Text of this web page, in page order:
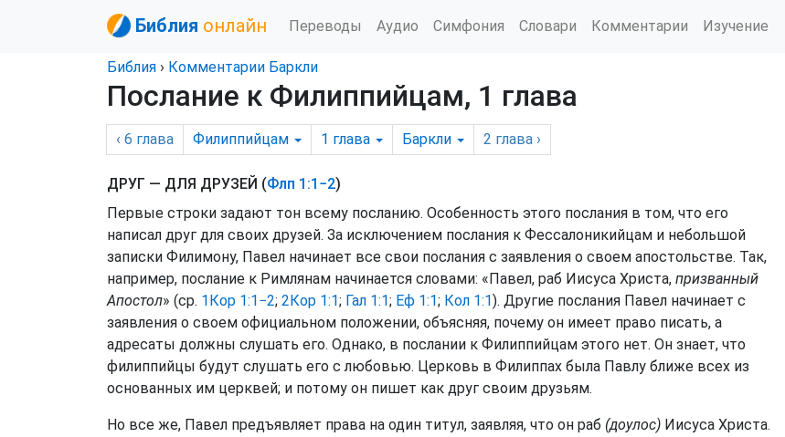
Библия онлайн Переводы Аудио Симфония Словари Комментарии Изучение
Библия › Комментарии Баркли
Послание к Филиппийцам, 1 глава
‹ 6 глава Филиппийцам 1 глава Баркли 2 глава ›
ДРУГ — ДЛЯ ДРУЗЕЙ (Флп 1:1−2)
Первые строки задают тон всему посланию. Особенность этого послания в том, что его
написал друг для своих друзей. За исключением послания к Фессалоникийцам и небольшой
записки Филимону, Павел начинает все свои послания с заявления о своем апостольстве. Так,
например, послание к Римлянам начинается словами: «Павел, раб Иисуса Христа, призванный
Апостол» (ср. 1Кор 1:1−2; 2Кор 1:1; Гал 1:1; Еф 1:1; Кол 1:1). Другие послания Павел начинает с
заявления о своем официальном положении, объясняя, почему он имеет право писать, а
адресаты должны слушать его. Однако, в послании к Филиппийцам этого нет. Он знает, что
филиппийцы будут слушать его с любовью. Церковь в Филиппах была Павлу ближе всех из
основанных им церквей; и потому он пишет как друг своим друзьям.
Но все же, Павел предъявляет права на один титул, заявляя, что он раб (доулос) Иисуса Христа.